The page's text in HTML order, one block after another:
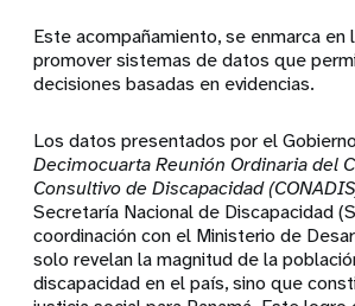
Este acompañamiento, se enmarca en
promover sistemas de datos que
decisiones basadas en evidencias.
Los datos presentados por el
Decimocuarta Reunión Ordinaria del
Consultivo de Discapacidad
Secretaría Nacional de Discapacidad
coordinación con el Ministerio de
solo revelan la magnitud de la
discapacidad en el país, sino que